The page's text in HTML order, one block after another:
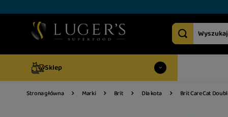
Sklep
Strona główna Marki Brit Dla kota Brit Care Cat